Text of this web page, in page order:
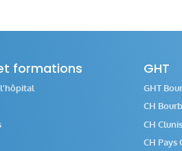
formations GHT
GHT
CH
CH
CH Pays